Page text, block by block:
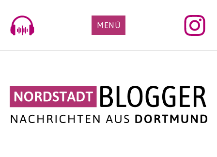
content
MENÜ